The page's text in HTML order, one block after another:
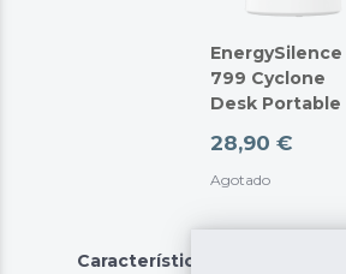
EnergySilence
799 Cyclone
Desk Portable
28,90 €
Agotado
Características